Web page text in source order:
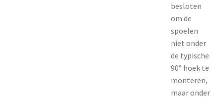
besloten
om de
spoelen
niet onder
de typische
90° hoek te
monteren,
maar onder